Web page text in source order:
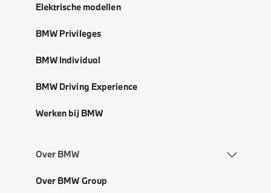
Elektrische modellen
BMW Privileges
BMW Individual
BMW Driving Experience
Werken bij BMW
Over BMW
Over BMW Group